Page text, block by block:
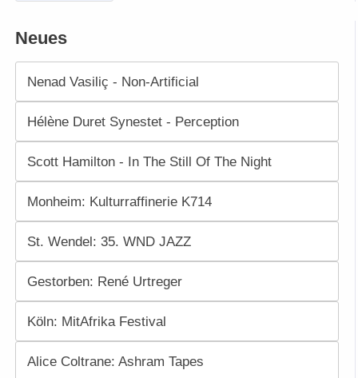
Neues
Nenad Vasiliç - Non-Artificial
Hélène Duret Synestet - Perception
Scott Hamilton - In The Still Of The Night
Monheim: Kulturraffinerie K714
St. Wendel: 35. WND JAZZ
Gestorben: René Urtreger
Köln: MitAfrika Festival
Alice Coltrane: Ashram Tapes